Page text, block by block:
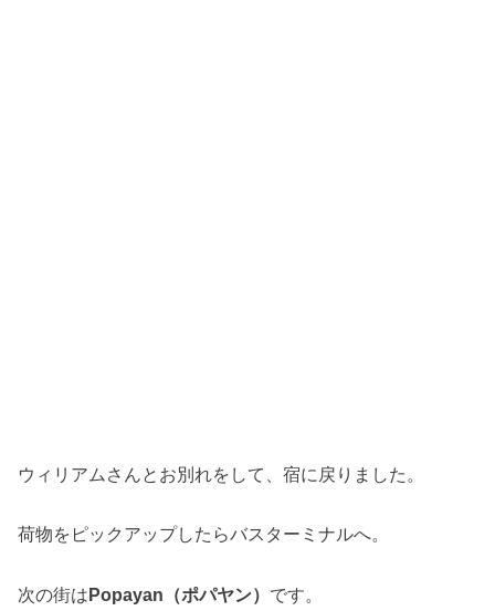
ウィリアムさんとお別れをして、宿に戻りました。
荷物をピックアップしたらバスターミナルへ。
次の街はPopayan（ポパヤン） です。